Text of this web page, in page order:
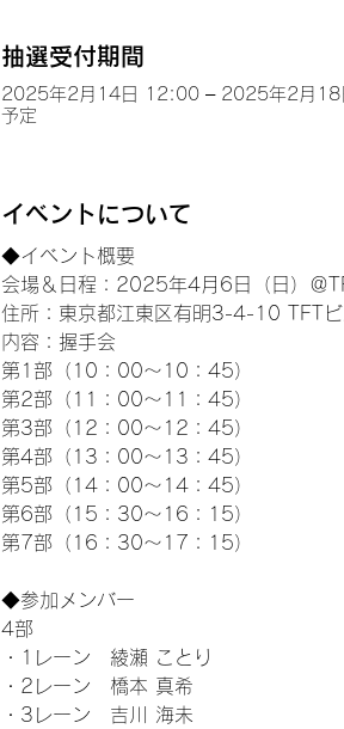
抽選受付期間
2025年2月14日 12:00 – 2025年2月
予定
イベントについて
◆イベント概要
会場＆日程：2025年4月6日（日）＠
住所：東京都江東区有明3-4-10 TFT
内容：握手会
第1部（10：00～10：45）
第2部（11：00～11：45）
第3部（12：00～12：45）
第4部（13：00～13：45）
第5部（14：00～14：45）
第6部（15：30～16：15）
第7部（16：30～17：15）
◆参加メンバー
4部
・1レーン　綾瀬 ことり
・2レーン　橋本 真希
・3レーン　吉川 海未